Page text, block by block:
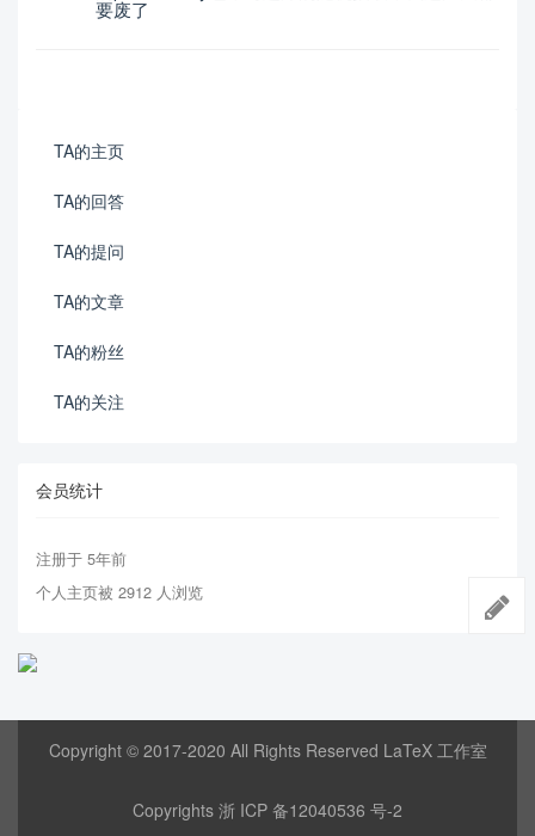
要废了
TA的主页
TA的回答
TA的提问
TA的文章
TA的粉丝
TA的关注
会员统计
注册于 5年前
个人主页被 2912 人浏览
Copyright © 2017-2020 All Rights Reserved LaTeX 工作室
Copyrights 浙 ICP 备12040536 号-2